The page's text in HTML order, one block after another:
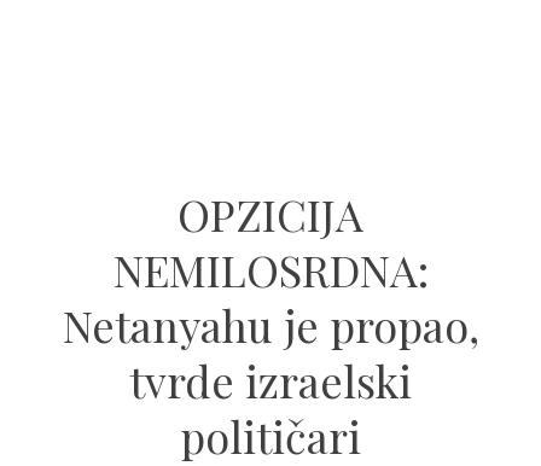
OPZICIJA
NEMILOSRDNA:
Netanyahu je propao,
tvrde izraelski
političari